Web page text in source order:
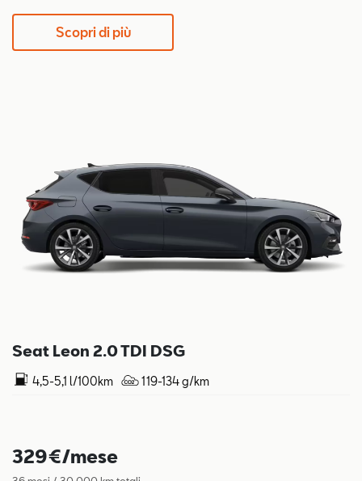
Scopri di più
Seat Leon 2.0 TDI DSG
4,5-5,1 l/100km 119-134 g/km
329€/mese